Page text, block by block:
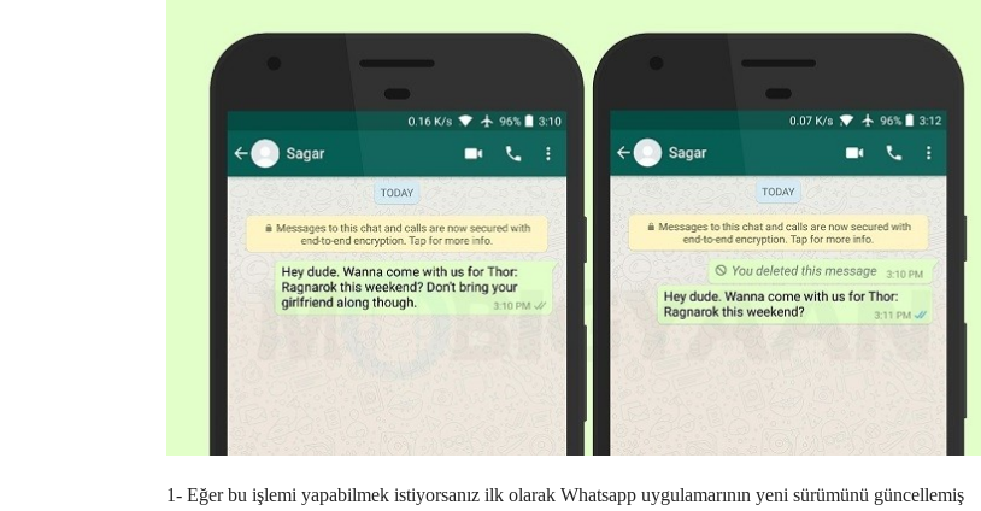
1- Eğer bu işlemi yapabilmek istiyorsanız ilk olarak Whatsapp uygulamarının yeni sürümünü güncellemiş